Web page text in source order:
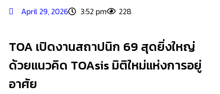
April 29, 2026 3:52 pm 228
TOA เปิดงานสถาปนิก 69 สุดยิ่งใหญ่
ด้วยแนวคิด TOAsis มิติใหม่แห่งการอยู่
อาศัย